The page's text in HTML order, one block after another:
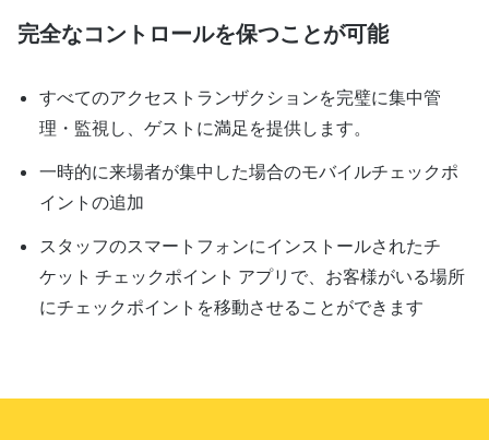
完全なコントロールを保つことが可能
すべてのアクセストランザクションを完璧に集中管
理・監視し、ゲストに満足を提供します。
一時的に来場者が集中した場合のモバイルチェックポ
イントの追加
スタッフのスマートフォンにインストールされたチ
ケット チェックポイント アプリで、お客様がいる場所
にチェックポイントを移動させることができます